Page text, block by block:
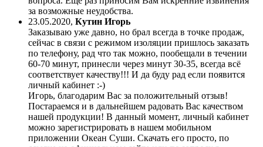
за возможные неудобства.
23.05.2020, Кутин Игорь
Заказываю уже давно, но брал всегда в точке продаж,
сейчас в связи с режимом изоляции пришлось заказать
по телефону, рад что так можно, пообещали в течении
60-70 минут, принесли через минут 30-35, всегда всё
соответствует качеству!!! И да буду рад если появится
личный кабинет :-)
Игорь, благодарим Вас за положительный отзыв!
Постараемся и в дальнейшем радовать Вас качеством
нашей продукции! В данный момент, личный кабинет
можно зарегистрировать в нашем мобильном
приложении Океан Суши. Скачать его просто, по